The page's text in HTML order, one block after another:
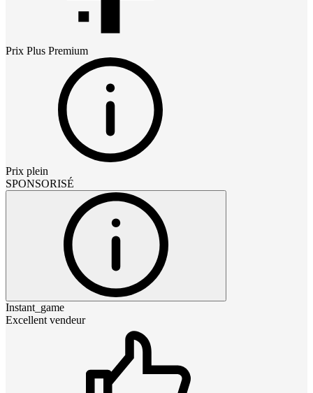
Prix Plus Premium
Prix plein
SPONSORISÉ
Instant_game
Excellent vendeur